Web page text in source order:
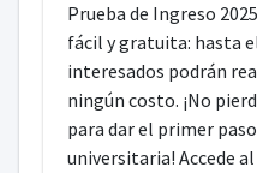
Prueba de Ingreso
fácil y gratuita: hasta
interesados podrán
ningún costo. ¡No
para dar el primer
universitaria! Accede